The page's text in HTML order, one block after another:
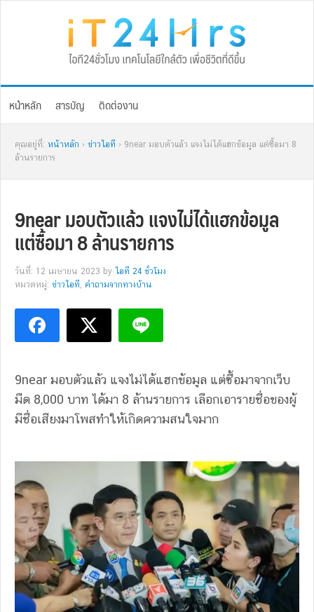
หน้าหลัก สารบัญ ติดต่องาน
คุณอยู่ที่: หน้าหลัก › ข่าวไอที › 9near มอบตัวแล้ว แจงไม่ได้แฮกข้อมูล แต่ซื้อมา 8
ล้านรายการ
9near มอบตัวแล้ว แจงไม่ได้แฮกข้อมูล
แต่ซื้อมา 8 ล้านรายการ
วันที่: 12 เมษายน 2023 by ไอที 24 ชั่วโมง
หมวดหมู่: ข่าวไอที, คำถามจากทางบ้าน
9near มอบตัวแล้ว แจงไม่ได้แฮกข้อมูล แต่ซื้อมาจากเว็บ
มืด 8,000 บาท ได้มา 8 ล้านรายการ เลือกเอารายชื่อของผู้
มีชื่อเสียงมาโพสทำให้เกิดความสนใจมาก